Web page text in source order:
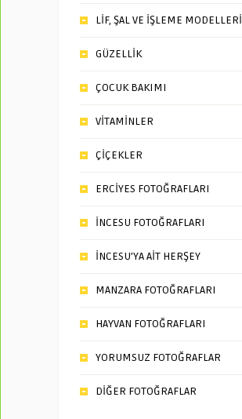
LİF, ŞAL VE İŞLEME MODELLERİ
GÜZELLİK
ÇOCUK BAKIMI
VİTAMİNLER
ÇİÇEKLER
ERCİYES FOTOĞRAFLARI
İNCESU FOTOĞRAFLARI
İNCESU’YA AİT HERŞEY
MANZARA FOTOĞRAFLARI
HAYVAN FOTOĞRAFLARI
YORUMSUZ FOTOĞRAFLAR
DİĞER FOTOĞRAFLAR